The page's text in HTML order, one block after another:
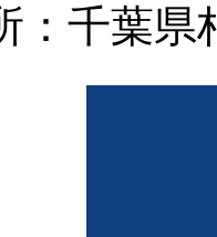
：千葉県